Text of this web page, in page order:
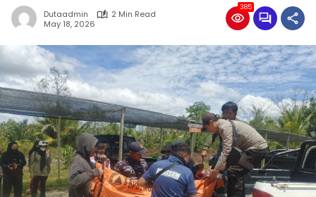
Dutaadmin
2 Min Read
May 18, 2026
385